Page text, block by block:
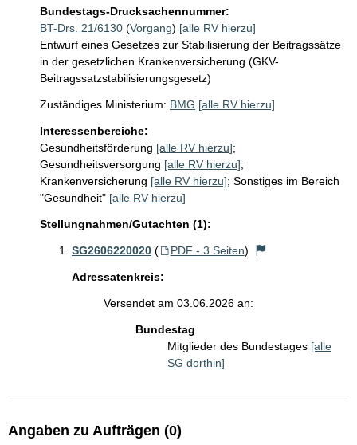
Bundestags-Drucksachennummer:
BT-Drs. 21/6130 (Vorgang) [alle RV hierzu]
Entwurf eines Gesetzes zur Stabilisierung der Beitragssätze
in der gesetzlichen Krankenversicherung (GKV-
Beitragssatzstabilisierungsgesetz)
Zuständiges Ministerium: BMG [alle RV hierzu]
Interessenbereiche:
Gesundheitsförderung [alle RV hierzu];
Gesundheitsversorgung [alle RV hierzu];
Krankenversicherung [alle RV hierzu]; Sonstiges im Bereich
"Gesundheit" [alle RV hierzu]
Stellungnahmen/Gutachten (1):
SG2606220020 ( PDF - 3 Seiten)
Adressatenkreis:
Versendet am 03.06.2026 an:
Bundestag
Mitglieder des Bundestages [alle
SG dorthin]
Angaben zu Aufträgen (0)